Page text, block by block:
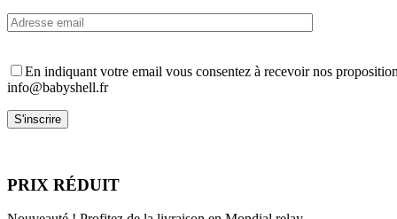
En indiquant votre email vous consentez à recevoir nos
info@babyshell.fr
PRIX RÉDUIT